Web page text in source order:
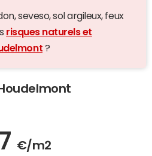
seveso, sol argileux, feux
risques naturels et
?
€/m2